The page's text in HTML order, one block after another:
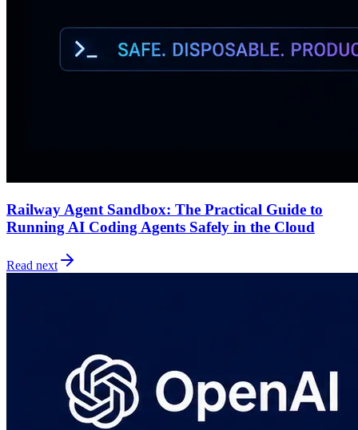
Railway Agent Sandbox: The Practical Guide to
Running AI Coding Agents Safely in the Cloud
Read next